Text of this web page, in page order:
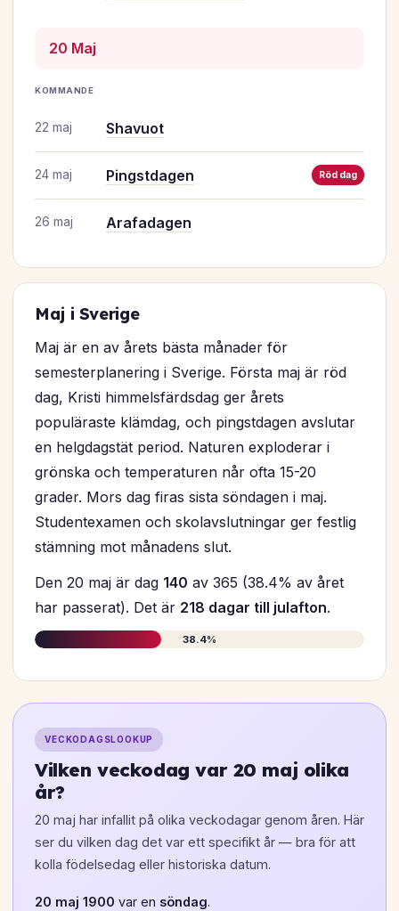
20 Maj
KOMMANDE
22 maj Shavuot
24 maj Pingstdagen Röd dag
26 maj Arafadagen
Maj i Sverige
Maj är en av årets bästa månader för
semesterplanering i Sverige. Första maj är röd
dag, Kristi himmelsfärdsdag ger årets
populäraste klämdag, och pingstdagen avslutar
en helgdagstät period. Naturen exploderar i
grönska och temperaturen når ofta 15-20
grader. Mors dag firas sista söndagen i maj.
Studentexamen och skolavslutningar ger festlig
stämning mot månadens slut.
Den 20 maj är dag 140 av 365 (38.4% av året
har passerat). Det är 218 dagar till julafton.
38.4%
VECKODAGSLOOKUP
Vilken veckodag var 20 maj olika
år?
20 maj har infallit på olika veckodagar genom åren. Här
ser du vilken dag det var ett specifikt år — bra för att
kolla födelsedag eller historiska datum.
20 maj 1900 var en söndag.